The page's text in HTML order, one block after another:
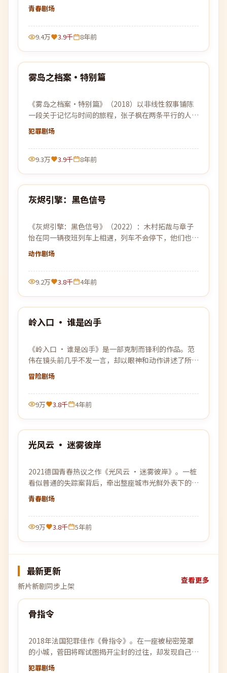
缓展开。
青春剧场
9.4万 3.9千 8年前
热门
95:17
雾岛之档案·特别篇
《雾岛之档案·特别篇》（2018）以非线性叙事铺陈
一段关于记忆与时间的旅程，张子枫在两条平行的人生
轨迹中寻找自我的答案。
犯罪剧场
9.3万 3.9千 8年前
热门
99:16
灰烬引擎：黑色信号
《灰烬引擎：黑色信号》（2022）：木村拓哉与章子
怡在同一辆夜班列车上相遇，列车不会停下，他们也不
能停下。
动作剧场
9.2万 3.8千 4年前
热门
99:32
岭入口 · 谁是凶手
《岭入口 · 谁是凶手》是一部克制而锋利的作品。范
伟在镜头前几乎不发一言，却以眼神和动作讲述了所有
未能说出口的故事。
冒险剧场
9万 3.8千 4年前
热门
光风云 · 迷雾彼岸
2021德国青春热议之作《光风云 · 迷雾彼岸》。一桩
看似普通的失踪案背后，牵出整座城市光鲜外表下的腐
烂肌理。
青春剧场
9万 3.8千 5年前
最新更新
新片新剧同步上架
查看更多
最新
99:31
骨指令
2018年法国犯罪佳作《骨指令》。在一座被秘密笼罩
的小城，菅田将晖试图揭开尘封的过往，却发现自己也
已身陷局中。
犯罪剧场